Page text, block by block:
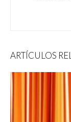
ARTÍCULOS